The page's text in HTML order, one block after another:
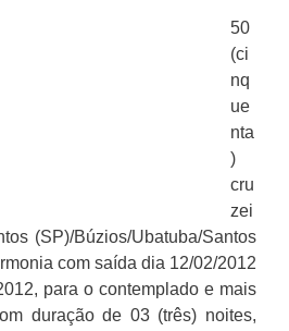
50
(ci
nq
ue
nta
)
cru
zei
(SP)/Búzios/Ubatuba/Santos
com saída dia 12/02/2012
para o contemplado e mais
duração de 03 (três) noites,